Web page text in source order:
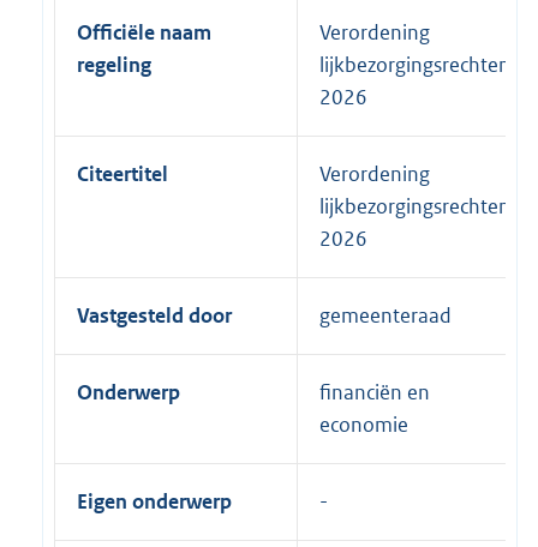
Officiële naam
regeling
Verordening
lijkbezorgingsrechten
2026
Citeertitel
Verordening
lijkbezorgingsrechten
2026
Vastgesteld door gemeenteraad
Onderwerp
financiën en
economie
Eigen onderwerp